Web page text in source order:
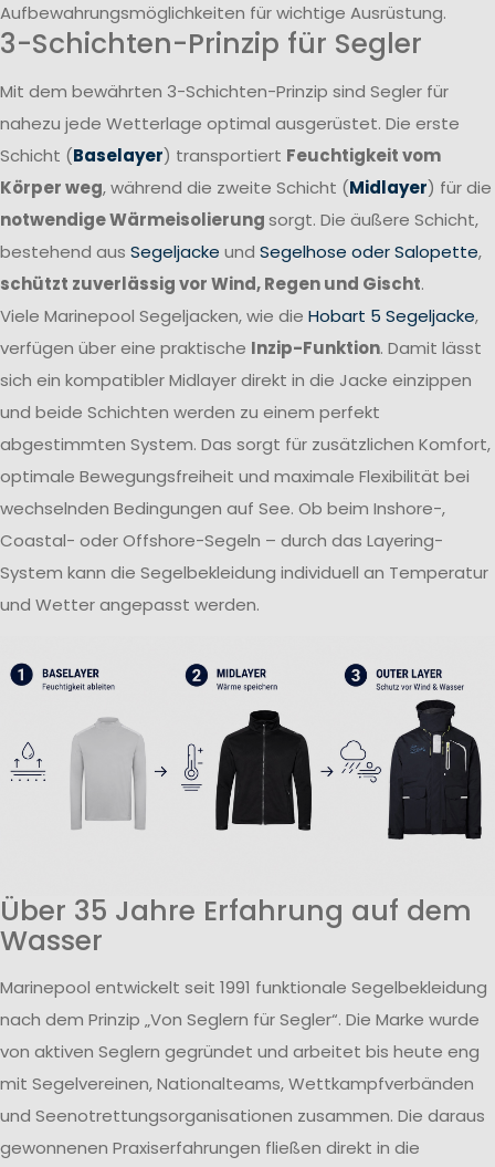
Aufbewahrungsmöglichkeiten für wichtige Ausrüstung.
3-Schichten-Prinzip für Segler
Mit dem bewährten 3-Schichten-Prinzip sind Segler für
nahezu jede Wetterlage optimal ausgerüstet. Die erste
Schicht (Baselayer) transportiert Feuchtigkeit vom
Körper weg, während die zweite Schicht (Midlayer) für die
notwendige Wärmeisolierungsorgt. Die äußere Schicht,
bestehend aus Segeljacke und Segelhose oder Salopette,
schützt zuverlässig vor Wind, Regen und Gischt.
Viele Marinepool Segeljacken, wie die Hobart 5 Segeljacke,
verfügen über eine praktische Inzip-Funktion. Damit lässt
sich ein kompatibler Midlayer direkt in die Jacke einzippen
und beide Schichten werden zu einem perfekt
abgestimmten System. Das sorgt für zusätzlichen Komfort,
optimale Bewegungsfreiheit und maximale Flexibilität bei
wechselnden Bedingungen auf See. Ob beim Inshore-,
Coastal- oder Offshore-Segeln – durch das Layering-
System kann die Segelbekleidung individuell an Temperatur
und Wetter angepasst werden.
Über 35 Jahre Erfahrung auf dem
Wasser
Marinepool entwickelt seit 1991 funktionale Segelbekleidung
nach dem Prinzip „Von Seglern für Segler“. Die Marke wurde
von aktiven Seglern gegründet und arbeitet bis heute eng
mit Segelvereinen, Nationalteams, Wettkampfverbänden
und Seenotrettungsorganisationen zusammen. Die daraus
gewonnenen Praxiserfahrungen fließen direkt in die